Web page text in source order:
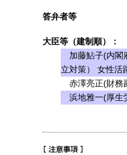
答弁者等
大臣等（建制順）：
加藤鮎子(内閣
立対策） 女性活
赤澤亮正(財務
浜地雅一(厚生